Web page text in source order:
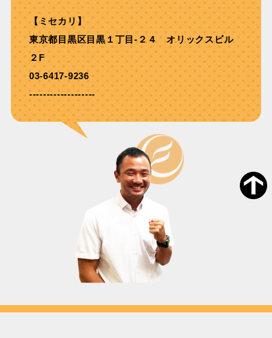
【ミセカリ】
東京都目黒区目黒１丁目-２４ オリックスビル
２F
03-6417-9236
-------------------